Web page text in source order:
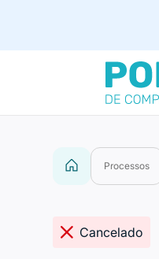
Processos
Cancelado